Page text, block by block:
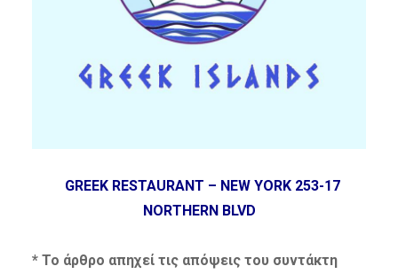
GREEK RESTAURANT – NEW YORK 253-17
NORTHERN BLVD
* Το άρθρο απηχεί τις απόψεις του συντάκτη